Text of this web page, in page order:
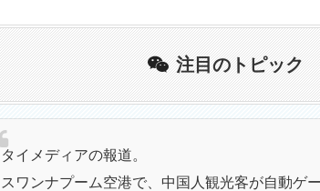
注目のトピック
タイメディアの報道。
スワンナプーム空港で、中国人観光客が自動ゲ